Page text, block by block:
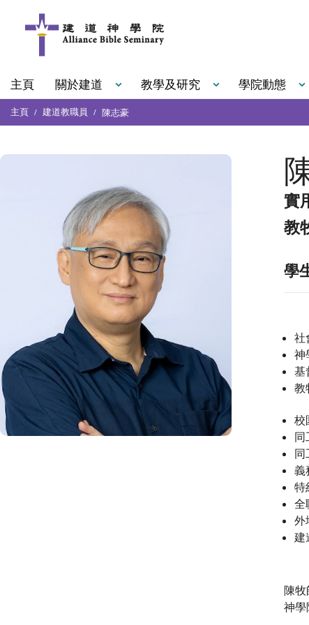
主頁 關於建道 教學及研究 學院動態
主頁 建道教職員 陳志豪
實
教
學
社
神
基
教
校
同
同
義
特
全
外
建
陳
神學